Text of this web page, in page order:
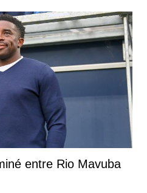
entre Rio Mavuba